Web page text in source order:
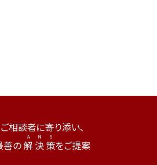
ご相談者に寄り添い、
善の解決策をご提案